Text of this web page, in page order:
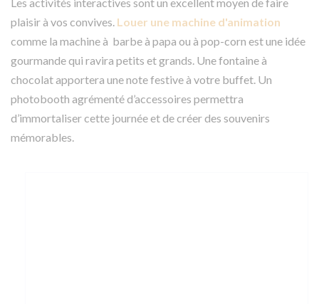
plaisir à vos convives. Louer une machine d'animation
comme la machine à barbe à papa ou à pop-corn est une idée
gourmande qui ravira petits et grands. Une fontaine à
chocolat apportera une note festive à votre buffet. Un
photobooth agrémenté d’accessoires permettra
d’immortaliser cette journée et de créer des souvenirs
mémorables.